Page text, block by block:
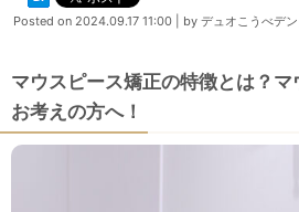
Posted on 2024.09.17 11:00 by デュオこうべデ
マウスピース矯正の特徴とは？
お考えの方へ！